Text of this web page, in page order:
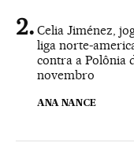
Celia Jiménez,
liga norte-
contra a Polônia
novembro
ANA NANCE